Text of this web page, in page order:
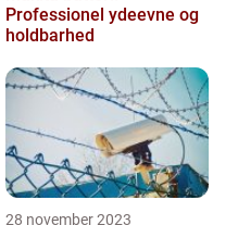
Professionel ydeevne og
holdbarhed
28 november 2023